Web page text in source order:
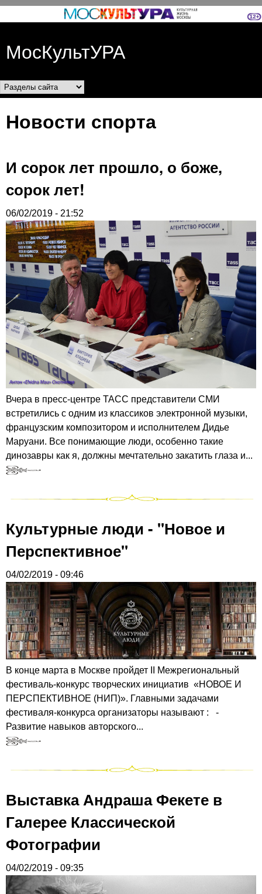
Перейти к основному
МосКультУРА
Разделы сайта
Новости спорта
И сорок лет прошло, о боже,
сорок лет!
06/02/2019 - 21:52
Вчера в пресс-центре ТАСС представители СМИ
встретились с одним из классиков электронной музыки,
французским композитором и исполнителем Дидье
Маруани. Все понимающие люди, особенно такие
динозавры как я, должны мечтательно закатить глаза и...
Культурные люди - "Новое и
Перспективное"
04/02/2019 - 09:46
В конце марта в Москве пройдет II Межрегиональный
фестиваль-конкурс творческих инициатив «НОВОЕ И
ПЕРСПЕКТИВНОЕ (НИП)». Главными задачами
фестиваля-конкурса организаторы называют : -
Развитие навыков авторского...
Выставка Андраша Фекете в
Галерее Классической
Фотографии
04/02/2019 - 09:35